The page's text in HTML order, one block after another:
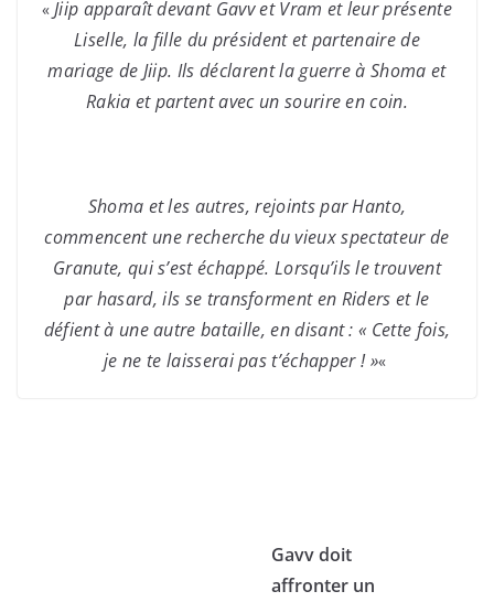
« Jiip apparaît devant Gavv et Vram et leur présente
Liselle, la fille du président et partenaire de
mariage de Jiip. Ils déclarent la guerre à Shoma et
Rakia et partent avec un sourire en coin.
Shoma et les autres, rejoints par Hanto,
commencent une recherche du vieux spectateur de
Granute, qui s’est échappé. Lorsqu’ils le trouvent
par hasard, ils se transforment en Riders et le
défient à une autre bataille, en disant : « Cette fois,
je ne te laisserai pas t’échapper ! »«
Gavv doit
affronter un